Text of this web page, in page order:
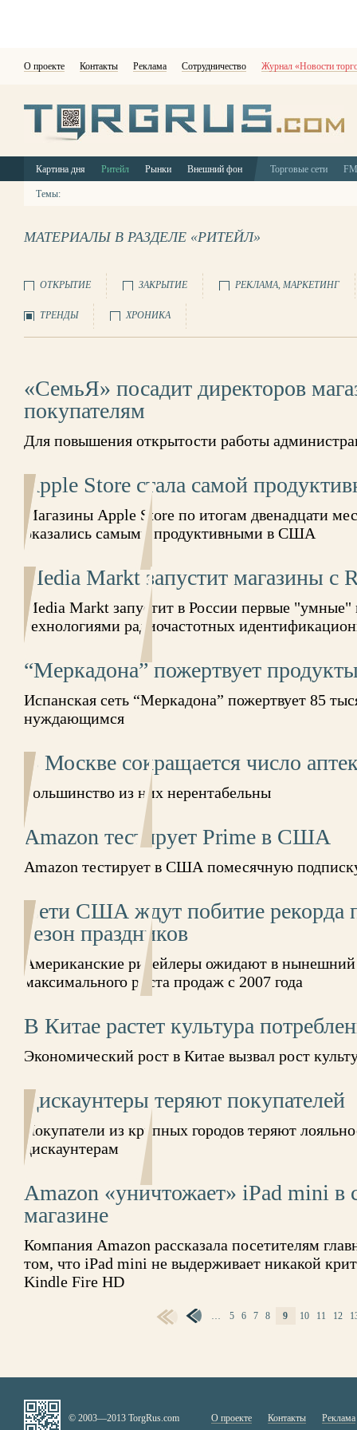
О проекте Контакты Реклама Сотрудничество Журнал «Новости
Картина дня Ритейл Рынки Внешний фон Торговые сети
Темы:
МАТЕРИАЛЫ В РАЗДЕЛЕ «РИТЕЙЛ»
ОТКРЫТИЕ ЗАКРЫТИЕ РЕКЛАМА, МАРКЕТИНГ
ТРЕНДЫ ХРОНИКА
«СемьЯ» посадит директоров
покупателям
Для повышения открытости работы
Apple Store стала самой
Магазины Apple Store по итогам двенадцати
оказались самыми продуктивными в США
Media Markt запустит магазины с
Media Markt запустит в России первые
технологиями радиочастотных
“Меркадона” пожертвует
Испанская сеть “Меркадона” пожертвует 85
нуждающимся
В Москве сокращается число
Большинство из них нерентабельны
Amazon тестирует Prime в США
Amazon тестирует в США помесячную
Сети США ждут побитие рекорда
сезон праздников
Американские ритейлеры ожидают в нынешний
максимального роста продаж с 2007 года
В Китае растет культура
Экономический рост в Китае вызвал рост
Дискаунтеры теряют покупателей
Покупатели из крупных городов теряют
дискаунтерам
Amazon «уничтожает» iPad mini в
магазине
Компания Amazon рассказала посетителям
том, что iPad mini не выдерживает никакой
Kindle Fire HD
… 5 6 7 8 9 10 11 12
© 2003—2013 TorgRus.com О проекте Контакты Реклама